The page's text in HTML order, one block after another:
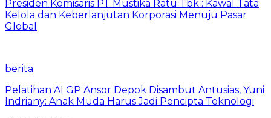
Presiden Komisaris PT Mustika Ratu Tbk : Kawal Tata
Kelola dan Keberlanjutan Korporasi Menuju Pasar
Global
berita
Pelatihan AI GP Ansor Depok Disambut Antusias, Yuni
Indriany: Anak Muda Harus Jadi Pencipta Teknologi